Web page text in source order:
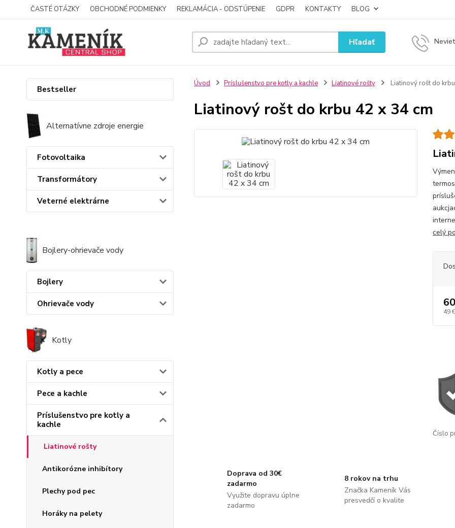
ČASTÉ OTÁZKY OBCHODNÉ PODMIENKY REKLAMÁCIA - ODSTÚPENIE GDPR KONTAKTY BLOG
Hľadať
Bestseller
Alternatívne zdroje energie
Fotovoltaika
Transformátory
Veterné elektrárne
Bojlery-ohrievače vody
Bojlery
Ohrievače vody
Kotly
Kotly a pece
Pece a kachle
Príslušenstvo pre kotly a
kachle
Liatinové rošty
Antikorózne inhibítory
Plechy pod pec
Horáky na pelety
Úvod Príslušenstvo pre kotly a kachle Liatinové rošty Liatinový rošt do
Liatinový rošt do krbu 42 x 34 cm
celý
49 €
Číslo
Doprava od 30€
zadarmo
Využite dopravu úplne
zadarmo
8 rokov na trhu
Značka Kameník Vás
presvedčí o kvalite